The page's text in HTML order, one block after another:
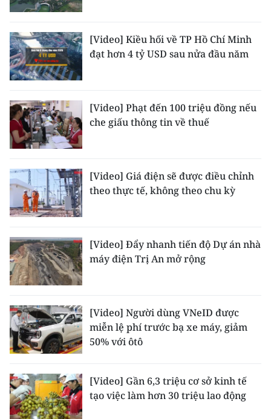
[Video] Kiều hối về TP Hồ Chí Minh
đạt hơn 4 tỷ USD sau nửa đầu năm
[Video] Phạt đến 100 triệu đồng nếu
che giấu thông tin về thuế
[Video] Giá điện sẽ được điều chỉnh
theo thực tế, không theo chu kỳ
[Video] Đẩy nhanh tiến độ Dự án nhà
máy điện Trị An mở rộng
[Video] Người dùng VNeID được
miễn lệ phí trước bạ xe máy, giảm
50% với ôtô
[Video] Gần 6,3 triệu cơ sở kinh tế
tạo việc làm hơn 30 triệu lao động